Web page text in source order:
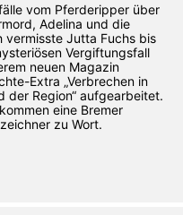
vom Pferderipper über
Adelina und die
vermisste Jutta Fuchs bis
Vergiftungsfall
neuen Magazin
Extra „Verbrechen in
der Region“ aufgearbeitet.
eine Bremer
zu Wort.